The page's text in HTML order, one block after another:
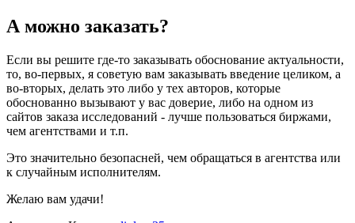
А можно заказать?
Если вы решите где-то заказывать обоснование актуальности,
то, во-первых, я советую вам заказывать введение целиком, а
во-вторых, делать это либо у тех авторов, которые
обоснованно вызывают у вас доверие, либо на одном из
сайтов заказа исследований - лучше пользоваться биржами,
чем агентствами и т.п.
Это значительно безопасней, чем обращаться в агентства или
к случайным исполнителям.
Желаю вам удачи!